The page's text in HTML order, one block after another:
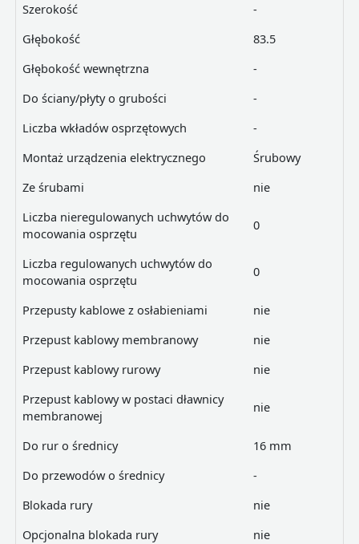
Szerokość
-
Głębokość
83.5
Głębokość wewnętrzna
-
Do ściany/płyty o grubości
-
Liczba wkładów osprzętowych
-
Montaż urządzenia elektrycznego
Śrubowy
Ze śrubami
nie
Liczba nieregulowanych uchwytów do
mocowania osprzętu
0
Liczba regulowanych uchwytów do
mocowania osprzętu
0
Przepusty kablowe z osłabieniami
nie
Przepust kablowy membranowy
nie
Przepust kablowy rurowy
nie
Przepust kablowy w postaci dławnicy
membranowej
nie
Do rur o średnicy
16 mm
Do przewodów o średnicy
-
Blokada rury
nie
Opcjonalna blokada rury
nie